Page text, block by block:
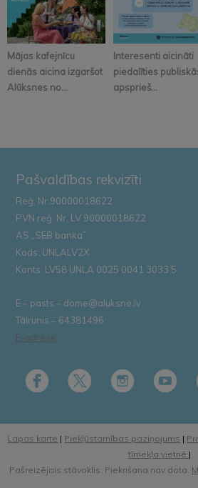
Mājas kafejnīcu
dienās aicina izgaršot
Alūksnes no...
Interesenti aicināti
piedalīties
apsprieš...
Pašvaldības rekvizīti
Reģ. Nr.90000018622
PVN reģ. Nr. LV 90000018622
AS „SEB banka”
Kods: UNLALV2X
Konts: LV58 UNLA 0025 0041 3033 5
E – pasts – dome@aluksne.lv
Tālrunis – 64381496
E-adrese
Lapas karte | Piekļūstamības paziņojums |
tīmekļa vietnē |
Pašreizējais stāvoklis: Piekrišana nav dota.